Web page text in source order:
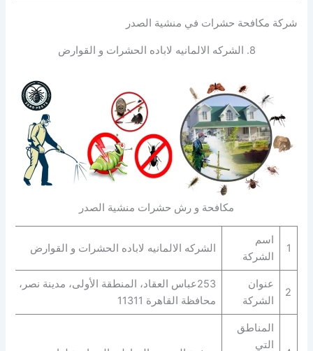
شركة مكافحة حشرات في منشية الصدر
8. الشركه الالمانيه لاباده الحشرات و القوارض
مكافحة و رش حشرات منشية الصدر
1
اسم
الشركة
الشركه الالمانيه لاباده الحشرات و القوارض
2
عنوان
الشركة
253عباس العقاد، المنطقة الأولى، مدينة نصر،
محافظة القاهرة‬ 11311
المناطق
التي